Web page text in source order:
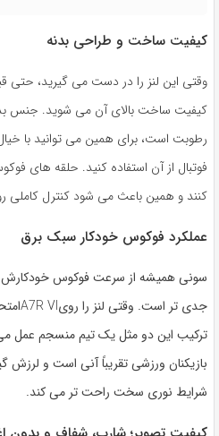
کیفیت ساخت و طراحی بدنه
وقتی این لنز را در دست می گیرید، حتی
کیفیت ساخت بالای آن می شوید. جنس بدنه
رطوبت است، برای همین می توانید با
فوتبال از آن استفاده کنید. حلقه های
کنند و همین باعث می شود کنترل کاملی
عملکرد فوکوس خودکار سبک برق
سونی همیشه از سرعت فوکوس خودکارش می
جدی تر است. وقتی لنز را رویA7R VI
ترکیب این دو مثل یک تیم منسجم عمل
بازیکنان ورزشی تقریباً آنی است و لرزش
شرایط نوری سخت راحت تر می کند.